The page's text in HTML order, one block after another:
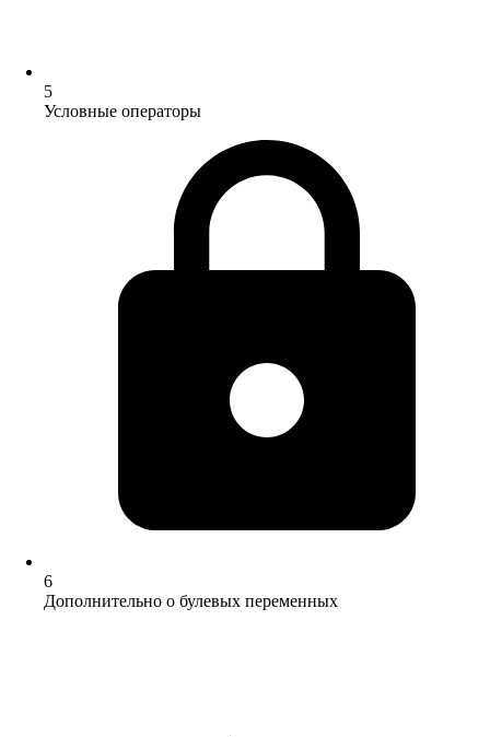
5
Условные операторы
6
Дополнительно о булевых переменных